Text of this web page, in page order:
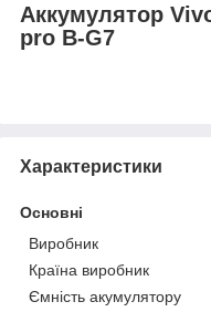
Аккумулятор
pro B-G7
Характеристики
Основні
Виробник
Країна виробник
Ємність акумулятору